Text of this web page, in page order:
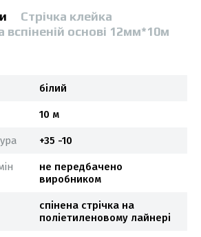
Стрічка клейка
основі 12мм*10м
білий
10 м
+35 -10
не передбачено
виробником
спінена стрічка на
поліетиленовому лайнері